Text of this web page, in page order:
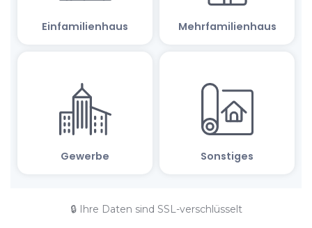
🔒 Ihre Daten sind SSL-verschlüsselt